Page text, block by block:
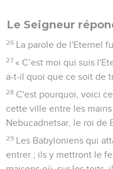
Le Seigneur
26 La parole de l'Eternel
27 « C’est moi qui suis
a-t-il quoi que ce soit de
28 C'est pourquoi, voici
cette ville entre les
Nebucadnetsar, le roi de
29 Les Babyloniens qui
entrer ; ils y mettront le